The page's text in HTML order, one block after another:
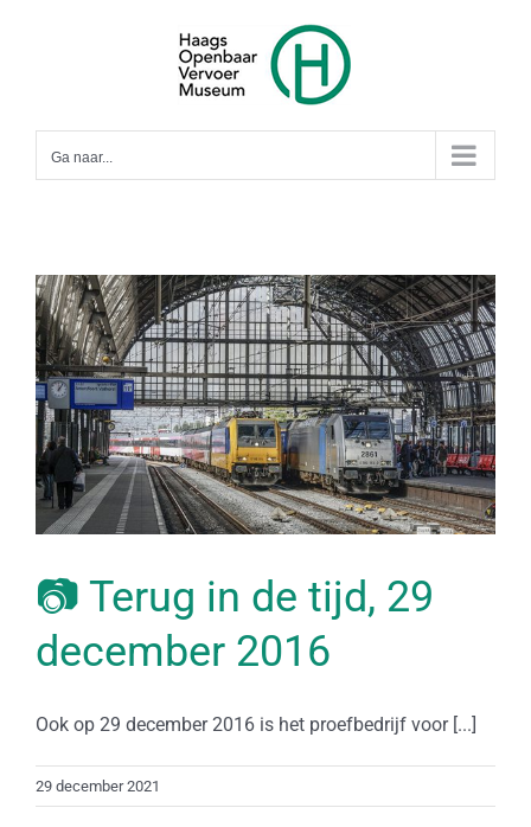
Ga naar...
📷 Terug in de tijd, 29
december 2016
Ook op 29 december 2016 is het proefbedrijf voor [...]
29 december 2021